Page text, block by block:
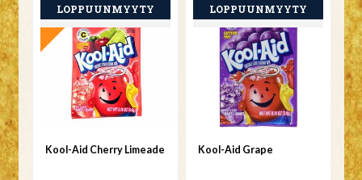
Kool-Aid Cherry Limeade Kool-Aid Grape